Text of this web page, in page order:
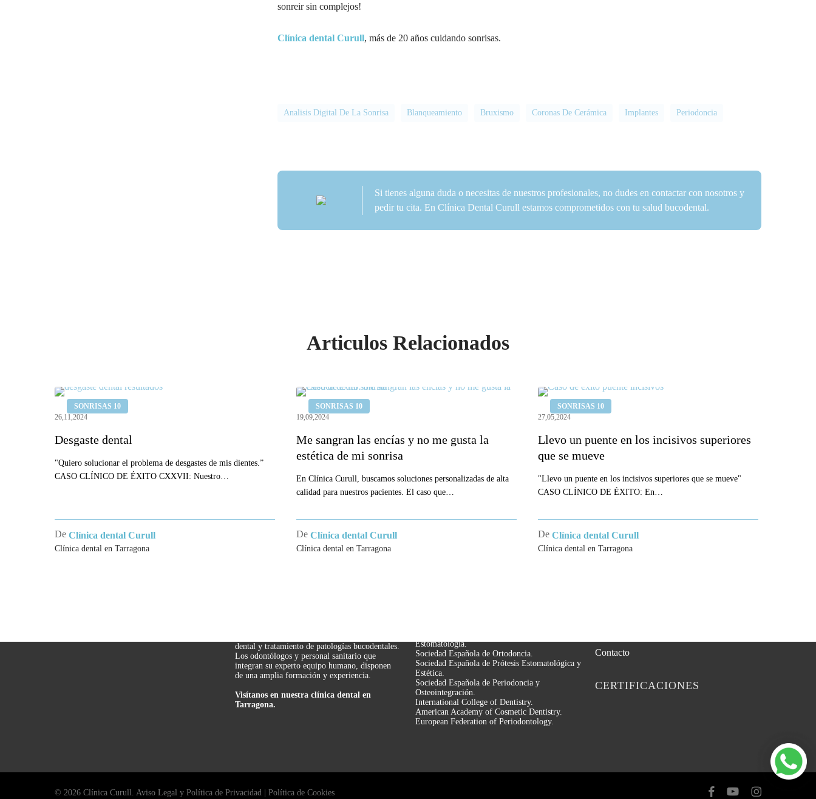
sonreir sin complejos!
Clínica dental Curull, más de 20 años cuidando sonrisas.
Analisis Digital De La Sonrisa Blanqueamiento Bruxismo Coronas De Cerámica Implantes Periodoncia
Si tienes alguna duda o necesitas de nuestros profesionales, no dudes en contactar con nosotros y
pedir tu cita. En Clínica Dental Curull estamos comprometidos con tu salud bucodental.
Articulos Relacionados
SONRISAS 10
Desgaste
dental
26,11,2024
Desgaste dental
"Quiero solucionar el problema de desgastes de mis dientes.”
CASO CLÍNICO DE ÉXITO CXXVII: Nuestro…
De Clínica dental Curull
Clínica dental en Tarragona
SONRISAS 10
Me
sangran
encías
y
no
me
la
estética
19,09,2024
Me sangran las encías y no me gusta la
estética de mi sonrisa
En Clínica Curull, buscamos soluciones personalizadas de alta
calidad para nuestros pacientes. El caso que…
DeClínica dental Curull
Clínica dental en Tarragona
SONRISAS 10
Llevo
en
los
incisivos
superiores
se
mueve
27,05,2024
Llevo un puente en los incisivos superiores
que se mueve
"Llevo un puente en los incisivos superiores que se mueve"
CASO CLÍNICO DE ÉXITO: En…
DeClínica dental Curull
Clínica dental en Tarragona
dental y tratamiento de patologías bucodentales.
Los odontólogos y personal sanitario que
integran su experto equipo humano, disponen
de una amplia formación y experiencia.
Visítanos en nuestra clínica dental en
Tarragona.
Estomatología.
Sociedad Española de Ortodoncia.
Sociedad Española de Prótesis Estomatológica y
Estética.
Sociedad Española de Periodoncia y
Osteointegración.
International College of Dentistry.
American Academy of Cosmetic Dentistry.
European Federation of Periodontology.
Contacto
CERTIFICACIONES
© 2026 Clínica Curull. Aviso Legal y Política de Privacidad Política de Cookies facebookyoutubeinstagram